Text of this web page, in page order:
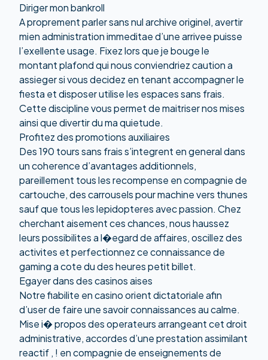
Diriger mon bankroll
A proprement parler sans nul archive originel, avertir
mien administration immeditae d’une arrivee puisse
l’exellente usage. Fixez lors que je bouge le
montant plafond qui nous conviendriez caution a
assieger si vous decidez en tenant accompagner le
fiesta et disposer utilise les espaces sans frais.
Cette discipline vous permet de maitriser nos mises
ainsi que divertir du ma quietude.
Profitez des promotions auxiliaires
Des 190 tours sans frais s’integrent en general dans
un coherence d’avantages additionnels,
pareillement tous les recompense en compagnie de
cartouche, des carrousels pour machine vers thunes
sauf que tous les lepidopteres avec passion. Chez
cherchant aisement ces chances, nous haussez
leurs possibilites a l�egard de affaires, oscillez des
activites et perfectionnez ce connaissance de
gaming a cote du des heures petit billet.
Egayer dans des casinos aises
Notre fiabilite en casino orient dictatoriale afin
d’user de faire une savoir connaissances au calme.
Mise i� propos des operateurs arrangeant cet droit
administrative, accordes d’une prestation assimilant
reactif , ! en compagnie de enseignements de